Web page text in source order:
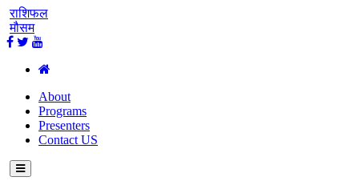
राशिफल
मौसम
About
Programs
Presenters
Contact US